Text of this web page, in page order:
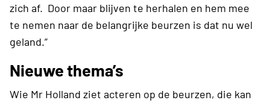
zich af. Door maar blijven te herhalen en hem mee
te nemen naar de belangrijke beurzen is dat nu wel
geland.”
Nieuwe thema’s
Wie Mr Holland ziet acteren op de beurzen, die kan